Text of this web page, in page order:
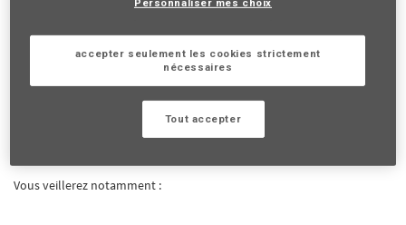
garantie Intérim que vous contribuerez à accompagner nos clients
personnalisée, de l'ouverture au règlement de son dossier, via une
information claire et continue
Vous veillerez notamment :
accepter seulement les cookies strictement
nécessaires
Tout accepter